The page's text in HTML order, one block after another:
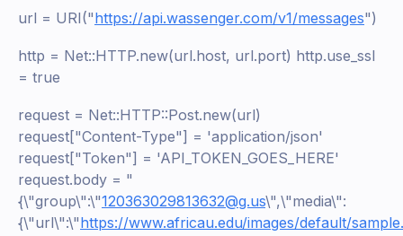
url = URI("https://api.wassenger.com/v1/messages")
http = Net::HTTP.new(url.host, url.port) http.use_ssl
= true
request = Net::HTTP::Post.new(url)
request["Content-Type"] = 'application/json'
request["Token"] = 'API_TOKEN_GOES_HERE'
request.body = "
{\"group\":\"120363029813632@g.us\",\"media\":
{\"url\":\"https://www.africau.edu/images/default/